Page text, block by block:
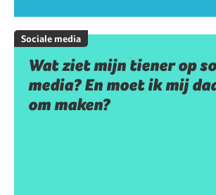
Sociale media
Wat ziet mijn tiener op
media? En moet ik mij
om maken?